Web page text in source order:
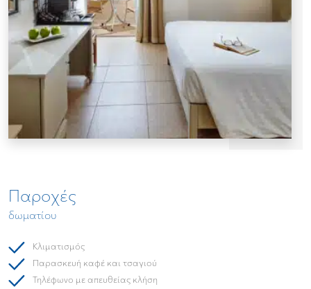
Παροχές
δωματίου
Κλιματισμός
Παρασκευή καφέ και τσαγιού
Τηλέφωνο με απευθείας κλήση